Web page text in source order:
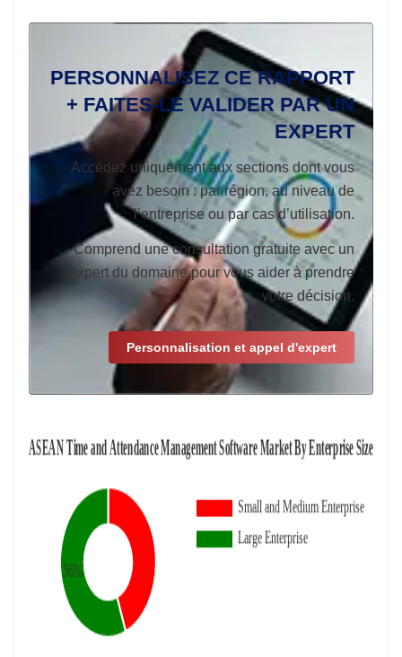
PERSONNALISEZ CE RAPPORT
+ FAITES-LE VALIDER PAR UN
EXPERT
Accédez uniquement aux sections dont vous
avez besoin : par région, au niveau de
l’entreprise ou par cas d’utilisation.
Comprend une consultation gratuite avec un
expert du domaine pour vous aider à prendre
votre décision.
Personnalisation et appel d'expert